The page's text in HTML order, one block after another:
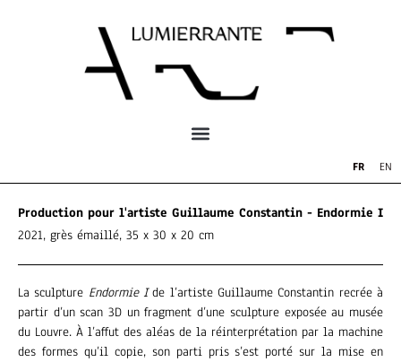
FR EN
Production pour l'artiste Guillaume Constantin - Endormie I
2021, grès émaillé, 35 x 30 x 20 cm
La sculpture Endormie Ide l’artiste Guillaume Constantin recrée à
partir d’un scan 3D un fragment d’une sculpture exposée au musée
du Louvre. À l’affut des aléas de la réinterprétation par la machine
des formes qu’il copie, son parti pris s’est porté sur la mise en